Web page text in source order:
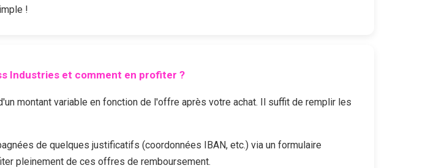
!
Industrieset comment en profiter ?
montant variable en fonction de l'offre après votre achat. Il suffit de remplir les
de quelques justificatifs (coordonnées IBAN, etc.) via un formulaire
pleinement de ces offres de remboursement.